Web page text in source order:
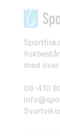
med
08-410